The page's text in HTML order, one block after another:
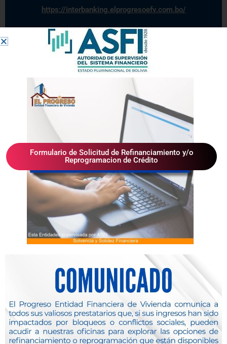
https://interbanking.elprogresoefv.com.bo/
Productos y Servicios
Tenemos el mejor Crédito de Vivienda Social en Oruro
Crédito destinado a la compra, construcción, remodelación,
ampliación o mejoramiento de la primera vivienda del solicitante.
Mas Información
Simula tu credito
Solicita un asesor
Formulario de Solicitud de Refinanciamiento y/o
Reprogramacion de Crédito